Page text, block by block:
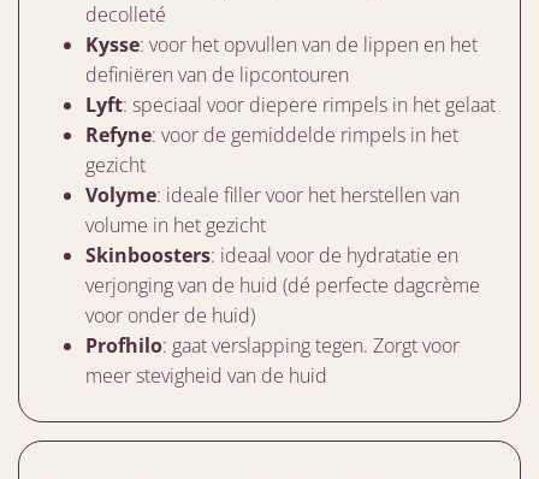
decolleté
Kysse: voor het opvullen van de lippen en het
definiëren van de lipcontouren
Lyft: speciaal voor diepere rimpels in het gelaat
Refyne: voor de gemiddelde rimpels in het
gezicht
Volyme: ideale filler voor het herstellen van
volume in het gezicht
Skinboosters: ideaal voor de hydratatie en
verjonging van de huid (dé perfecte dagcrème
voor onder de huid)
Profhilo: gaat verslapping tegen. Zorgt voor
meer stevigheid van de huid